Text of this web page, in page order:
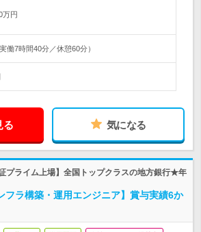
万円
働7時間40分／休憩60分）
る 気になる
プライム上場】全国トップクラスの地方銀行★年
フラ構築・運用エンジニア】賞与実績6か